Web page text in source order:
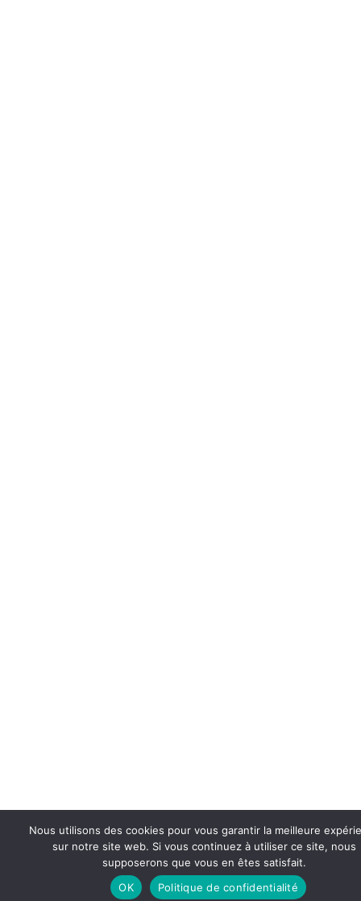
Nous utilisons des cookies pour vous garantir la meilleure
sur notre site web. Si vous continuez à utiliser ce site, nous
supposerons que vous en êtes satisfait.
OK
Politique de confidentialité